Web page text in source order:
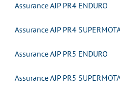
Assurance AJP PR4 ENDURO
Assurance AJP PR4
Assurance AJP PR5 ENDURO
Assurance AJP PR5